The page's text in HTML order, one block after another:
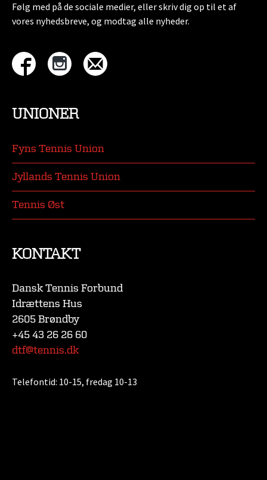
Følg med på de sociale medier, eller skriv dig op til et af
vores nyhedsbreve, og modtag alle nyheder.
UNIONER
Fyns Tennis Union
Jyllands Tennis Union
Tennis Øst
KONTAKT
Dansk Tennis Forbund
Idrættens Hus
2605 Brøndby
+45 43 26 26 60
dtf@tennis.dk
Telefontid: 10-15, fredag 10-13